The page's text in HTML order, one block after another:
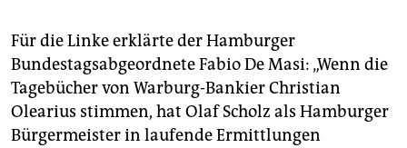
Für die Linke erklärte der Hamburger
Bundestagsabgeordnete Fabio De Masi: „Wenn die
Tagebücher von Warburg-Bankier Christian
Olearius stimmen, hat Olaf Scholz als Hamburger
Bürgermeister in laufende Ermittlungen